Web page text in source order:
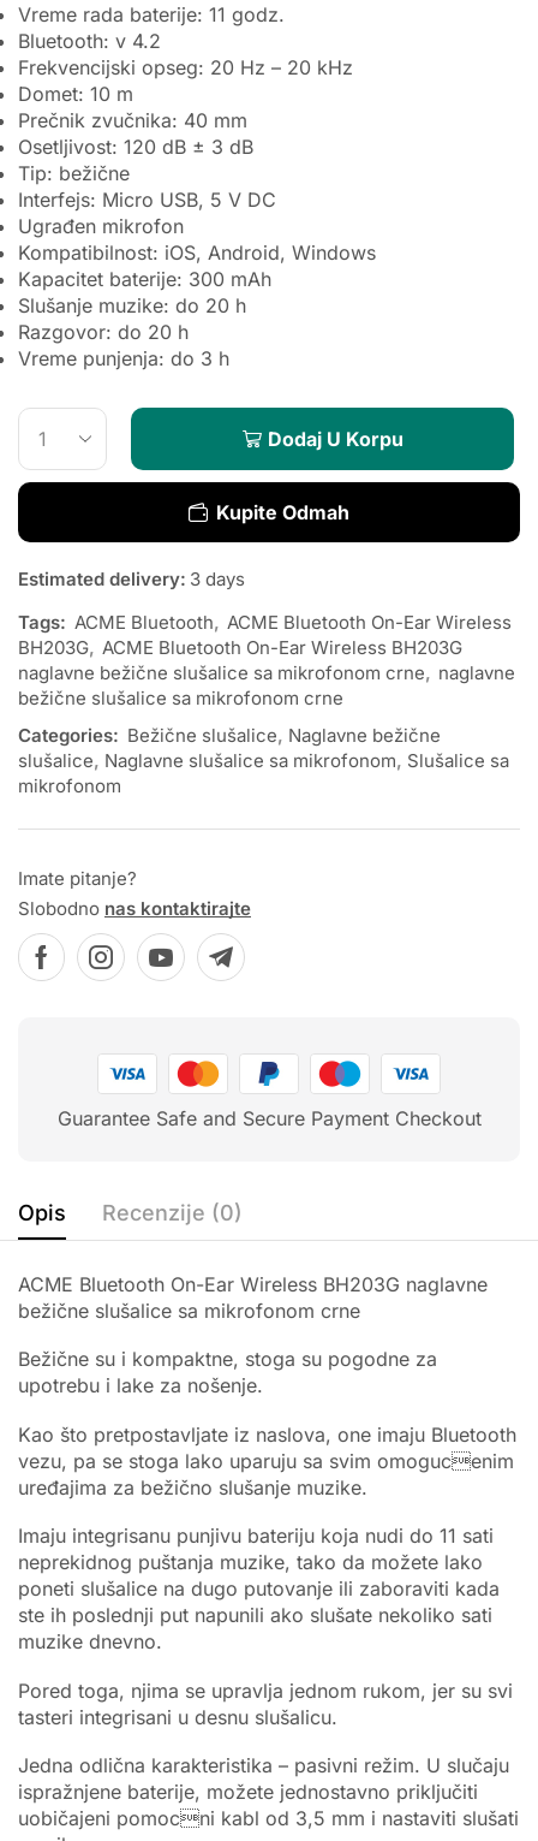
Vreme rada baterije: 11 godz.
Bluetooth: v 4.2
Frekvencijski opseg: 20 Hz – 20 kHz
Domet: 10 m
Prečnik zvučnika: 40 mm
Osetljivost: 120 dB ± 3 dB
Tip: bežične
Interfejs: Micro USB, 5 V DC
Ugrađen mikrofon
Kompatibilnost: iOS, Android, Windows
Kapacitet baterije: 300 mAh
Slušanje muzike: do 20 h
Razgovor: do 20 h
Vreme punjenja: do 3 h
Dodaj U Korpu
Kupite Odmah
Estimated delivery: 3 days
Tags: ACME Bluetooth, ACME Bluetooth On-Ear Wireless
BH203G, ACME Bluetooth On-Ear Wireless BH203G
naglavne bežične slušalice sa mikrofonom crne, naglavne
bežične slušalice sa mikrofonom crne
Categories: Bežične slušalice, Naglavne bežične
slušalice, Naglavne slušalice sa mikrofonom, Slušalice sa
mikrofonom
Imate pitanje?
Slobodno nas kontaktirajte
Guarantee Safe and Secure Payment Checkout
Opis Recenzije (0)
ACME Bluetooth On-Ear Wireless BH203G naglavne
bežične slušalice sa mikrofonom crne
Bežične su i kompaktne, stoga su pogodne za
upotrebu i lake za nošenje.
Kao što pretpostavljate iz naslova, one imaju Bluetooth
vezu, pa se stoga lako uparuju sa svim omogucenim
uređajima za bežično slušanje muzike.
Imaju integrisanu punjivu bateriju koja nudi do 11 sati
neprekidnog puštanja muzike, tako da možete lako
poneti slušalice na dugo putovanje ili zaboraviti kada
ste ih poslednji put napunili ako slušate nekoliko sati
muzike dnevno.
Pored toga, njima se upravlja jednom rukom, jer su svi
tasteri integrisani u desnu slušalicu.
Jedna odlična karakteristika – pasivni režim. U slučaju
ispražnjene baterije, možete jednostavno priključiti
uobičajeni pomocni kabl od 3,5 mm i nastaviti slušati